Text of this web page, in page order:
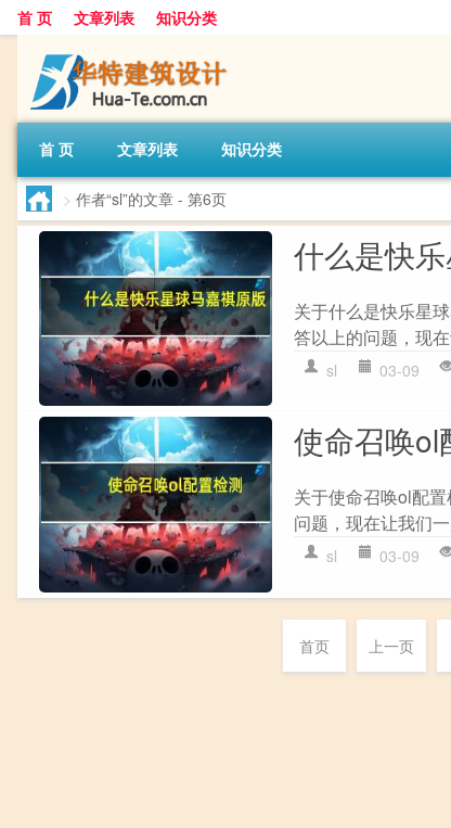
首 页 文章列表 知识分类
首 页 文章列表 知识分类
> 作者“sl”的文章 - 第6页
什么是快
关于什么是快乐星
答以上的问题，现
sl 03-09
使命召唤ol
关于使命召唤ol配
问题，现在让我们
sl 03-09
首页 上一页